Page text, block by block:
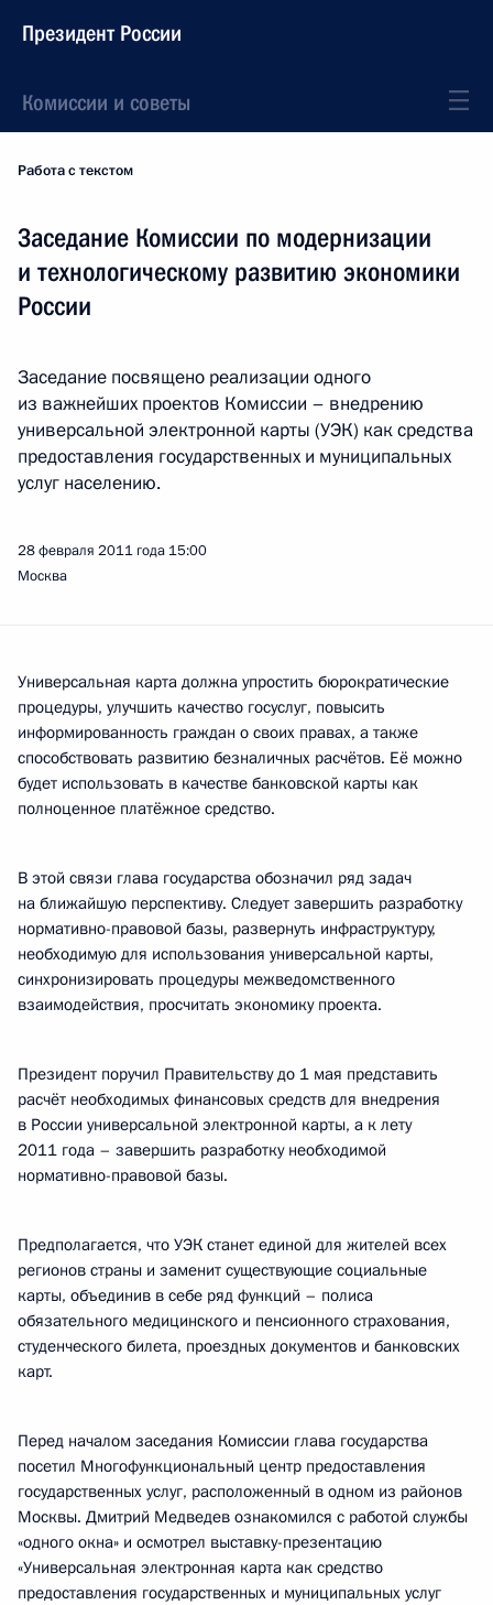
Президент России
Комиссии и советы
Работа с текстом
Заседание Комиссии по модернизации
и технологическому развитию экономики
России
Заседание посвящено реализации одного
из важнейших проектов Комиссии – внедрению
универсальной электронной карты (УЭК) как средства
предоставления государственных и муниципальных
услуг населению.
28 февраля 2011 года 15:00
Москва
Универсальная карта должна упростить бюрократические
процедуры, улучшить качество госуслуг, повысить
информированность граждан о своих правах, а также
способствовать развитию безналичных расчётов. Её можно
будет использовать в качестве банковской карты как
полноценное платёжное средство.
В этой связи глава государства обозначил ряд задач
на ближайшую перспективу. Следует завершить разработку
нормативно-правовой базы, развернуть инфраструктуру,
необходимую для использования универсальной карты,
синхронизировать процедуры межведомственного
взаимодействия, просчитать экономику проекта.
Президент поручил Правительству до 1 мая представить
расчёт необходимых финансовых средств для внедрения
в России универсальной электронной карты, а к лету
2011 года – завершить разработку необходимой
нормативно-правовой базы.
Предполагается, что УЭК станет единой для жителей всех
регионов страны и заменит существующие социальные
карты, объединив в себе ряд функций – полиса
обязательного медицинского и пенсионного страхования,
студенческого билета, проездных документов и банковских
карт.
Перед началом заседания Комиссии глава государства
посетил Многофункциональный центр предоставления
государственных услуг, расположенный в одном из районов
Москвы. Дмитрий Медведев ознакомился с работой службы
«одного окна» и осмотрел выставку-презентацию
«Универсальная электронная карта как средство
предоставления государственных и муниципальных услуг